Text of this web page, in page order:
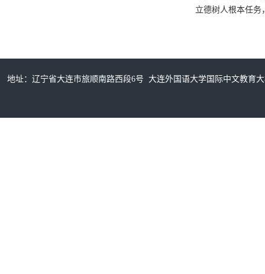
立德树人根本任务
地址：辽宁省大连市旅顺南路西段6号 大连外国语大学国际中文教